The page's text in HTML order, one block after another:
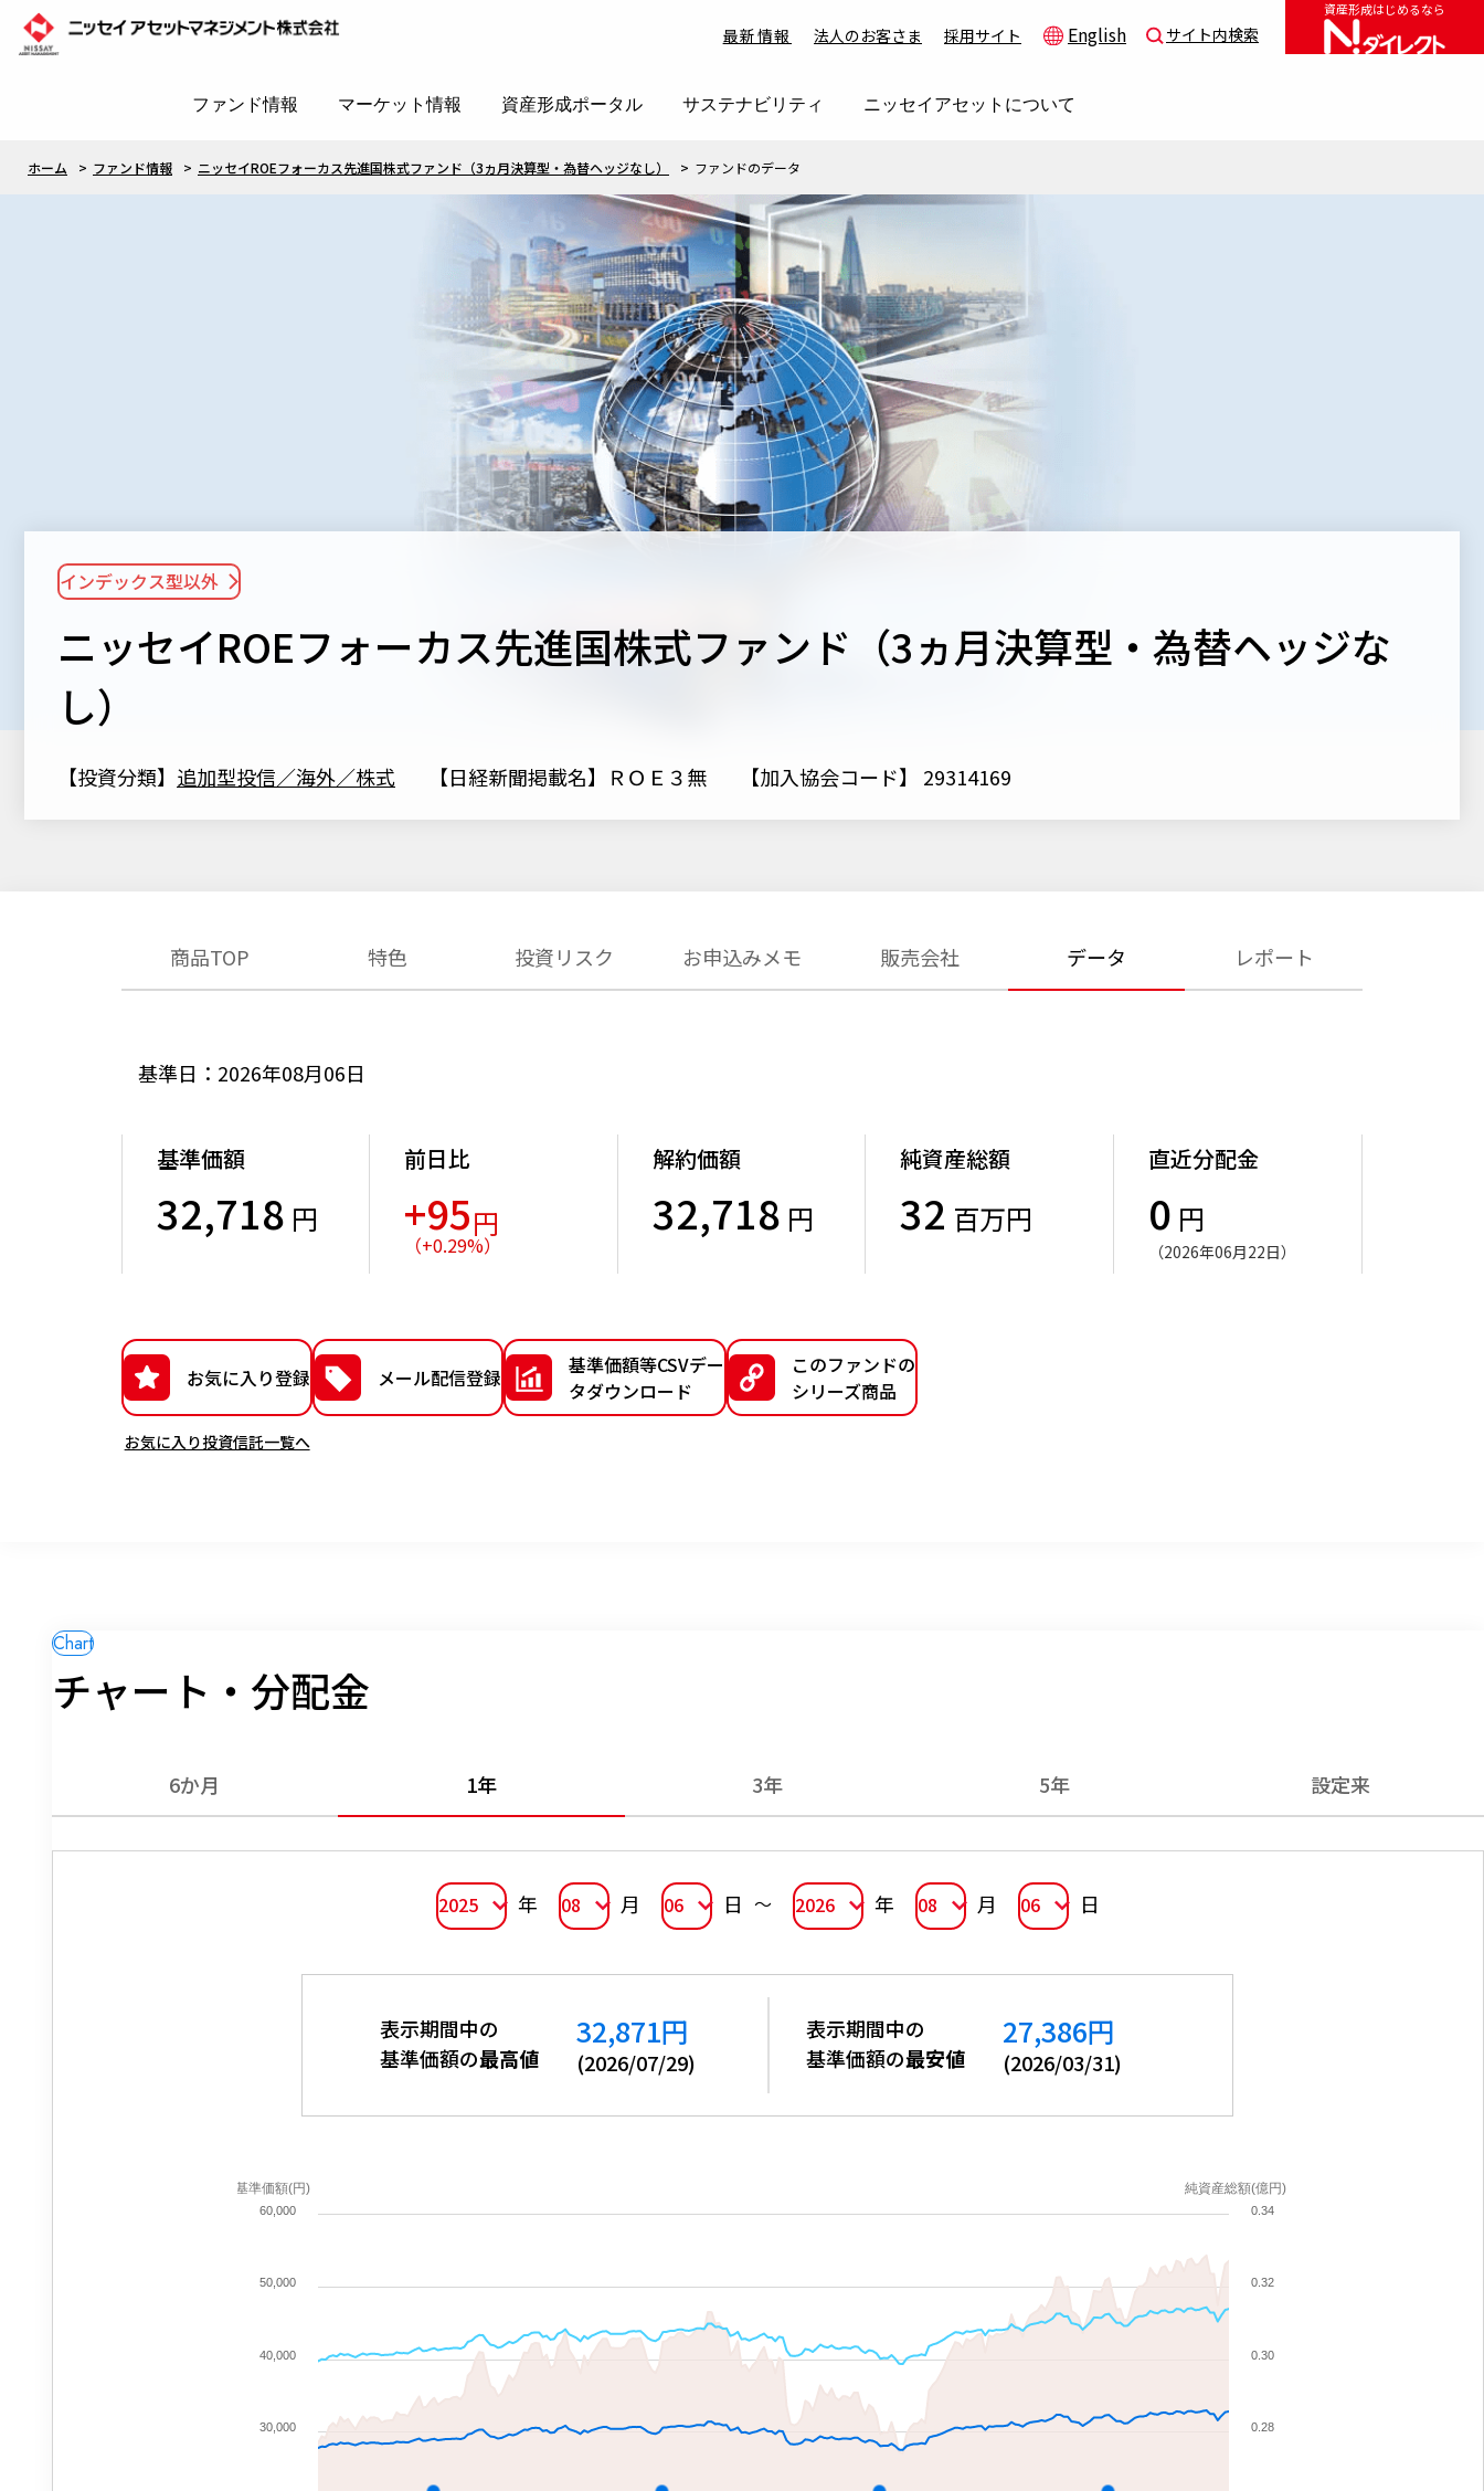
最新情報 法人のお客さま 採用サイト English サイト内検索
ファンド情報 マーケット情報 資産形成ポータル サステナビリティ ニッセイアセットについて
資産形成はじめるなら
ホーム ファンド情報 ニッセイROEフォーカス先進国株式ファンド（3ヵ月決算型・為替ヘッジなし） ファンドのデータ
ニッセイROEフォーカス先進国株式ファンド（3ヵ月決算型・為替ヘッジな
し）
インデックス型以外
【投資分類】 追加型投信／海外／株式 【日経新聞掲載名】ＲＯＥ３無 【加入協会コード】 29314169
商品TOP 特色 投資リスク お申込みメモ 販売会社 データ レポート
基準日：2026年08月06日
基準価額
32,718 円
前日比
+95円
（+0.29%）
解約価額
32,718 円
純資産総額
32 百万円
直近分配金
0 円
（2026年06月22日）
お気に入り登録
お気に入り投資信託一覧へ
メール配信登録
基準価額等CSVデー
タダウンロード
このファンドの
シリーズ商品
チャート・分配金
6か月 1年 3年 5年 設定来
2025 年 08 月 06 日 2026 年 08 月 06 日
表示期間中の
基準価額の最高値
32,871円
(2026/07/29)
表示期間中の
基準価額の最安値
27,386円
(2026/03/31)
基準価額(円) 純資産総額(億円)
30,000
40,000
50,000
60,000
0.28
0.30
0.32
0.34